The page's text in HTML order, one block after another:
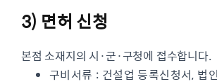
3) 면허 신청
본점 소재지의 시·군·구청에 접수합니다.
구비서류 : 건설업 등록신청서, 법